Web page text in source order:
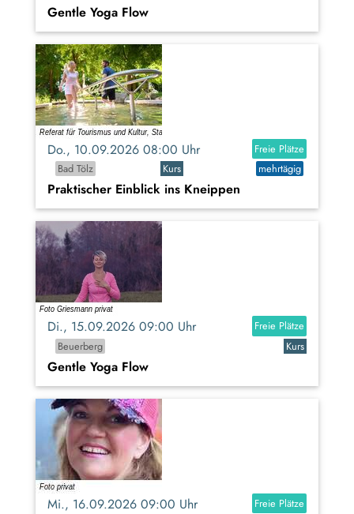
Gentle Yoga Flow
Do., 10.09.2026 08:00 Uhr
Freie Plätze
Bad Tölz
Kurs mehrtägig
Praktischer Einblick ins Kneippen
Di., 15.09.2026 09:00 Uhr
Freie Plätze
Beuerberg
Kurs
Gentle Yoga Flow
Mi., 16.09.2026 09:00 Uhr
Freie Plätze